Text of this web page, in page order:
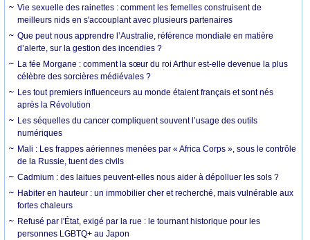
Vie sexuelle des rainettes : comment les femelles construisent de
meilleurs nids en s'accouplant avec plusieurs partenaires
Que peut nous apprendre l’Australie, référence mondiale en matière
d’alerte, sur la gestion des incendies ?
La fée Morgane : comment la sœur du roi Arthur est-elle devenue la plus
célèbre des sorcières médiévales ?
Les tout premiers influenceurs au monde étaient français et sont nés
après la Révolution
Les séquelles du cancer compliquent souvent l’usage des outils
numériques
Mali : Les frappes aériennes menées par « Africa Corps », sous le contrôle
de la Russie, tuent des civils
Cadmium : des laitues peuvent-elles nous aider à dépolluer les sols ?
Habiter en hauteur : un immobilier cher et recherché, mais vulnérable aux
fortes chaleurs
Refusé par l'État, exigé par la rue : le tournant historique pour les
personnes LGBTQ+ au Japon